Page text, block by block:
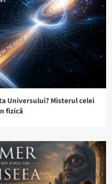
Universului? Misterul celei
fizică